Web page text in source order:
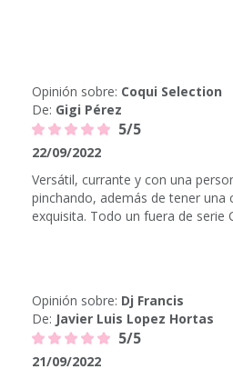
Opinión sobre: Coqui Selection
De: Gigi Pérez
5/5
22/09/2022
Versátil, currante y con una
pinchando, además de tener una
exquisita. Todo un fuera de serie
Opinión sobre: Dj Francis
De: Javier Luis Lopez Hortas
5/5
21/09/2022